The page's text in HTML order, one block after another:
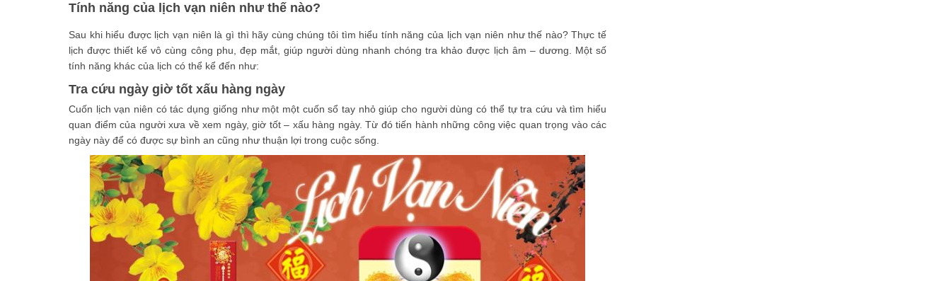
Tính năng của lịch vạn niên như thế nào?
Sau khi hiểu được lịch vạn niên là gì thì hãy cùng chúng tôi tìm hiểu tính năng của lịch vạn niên như thế nào? Thực tế
lịch được thiết kế vô cùng công phu, đẹp mắt, giúp người dùng nhanh chóng tra khảo được lịch âm – dương. Một số
tính năng khác của lịch có thể kể đến như:
Tra cứu ngày giờ tốt xấu hàng ngày
Cuốn lịch vạn niên có tác dụng giống như một một cuốn sổ tay nhỏ giúp cho người dùng có thể tự tra cứu và tìm hiểu
quan điểm của người xưa về xem ngày, giờ tốt – xấu hàng ngày. Từ đó tiến hành những công việc quan trọng vào các
ngày này để có được sự bình an cũng như thuận lợi trong cuộc sống.